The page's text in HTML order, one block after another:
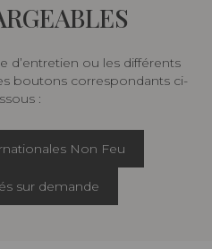
d’entretien ou les différents
boutons correspondants ci-
:
Non Feu
sur demande